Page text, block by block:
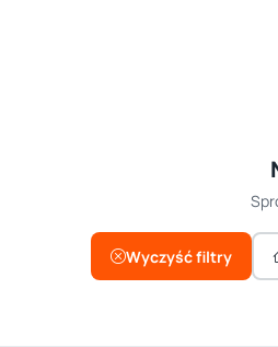
Wyczyść filtry